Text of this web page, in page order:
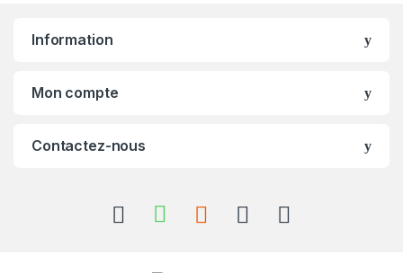
Information
Mon compte
Contactez-nous